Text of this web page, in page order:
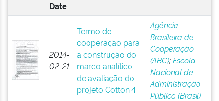
Date
2014-
02-21
Termo de
cooperação para
a construção do
marco analítico
de avaliação do
projeto Cotton 4
Agência
Brasileira de
Cooperação
(ABC);Escola
Nacional de
Administração
Pública (Brasil)